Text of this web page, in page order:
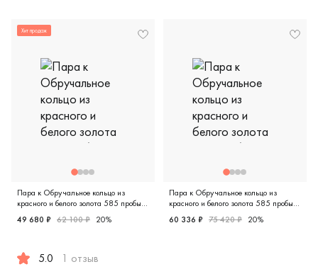
Хит продаж
Пара к Обручальное кольцо из
красного и белого золота 585 пробы
В-59/бк
49 680 ₽ 62 100 ₽ 20%
5.0 1 отзыв
Пара к Обручальное кольцо из
красного и белого золота 585 пробы
SDE-62КБ
60 336 ₽ 75 420 ₽ 20%